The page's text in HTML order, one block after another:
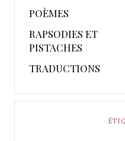
POÈMES
RAPSODIES ET
PISTACHES
TRADUCTIONS